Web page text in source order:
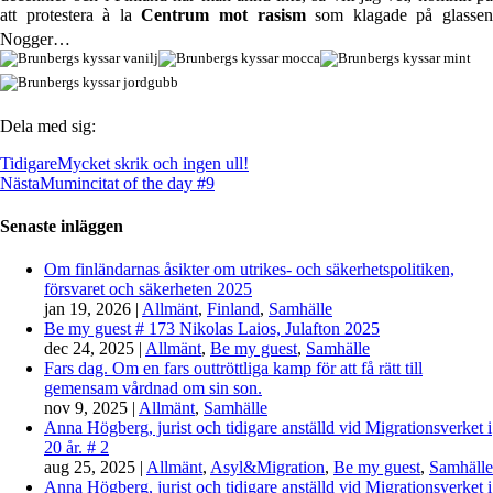
att protestera à laCentrum mot rasismsom klagade på glassen
Nogger…
Dela med sig:
TidigareMycket skrik och ingen ull!
NästaMumincitat of the day #9
Senaste inläggen
Om finländarnas åsikter om utrikes- och säkerhetspolitiken,
försvaret och säkerheten 2025
jan 19, 2026 | Allmänt, Finland, Samhälle
Be my guest # 173 Nikolas Laios, Julafton 2025
dec 24, 2025 | Allmänt, Be my guest, Samhälle
Fars dag. Om en fars outtröttliga kamp för att få rätt till
gemensam vårdnad om sin son.
nov 9, 2025 | Allmänt, Samhälle
Anna Högberg, jurist och tidigare anställd vid Migrationsverket i
20 år. # 2
aug 25, 2025 | Allmänt, Asyl&Migration, Be my guest, Samhälle
Anna Högberg, jurist och tidigare anställd vid Migrationsverket i